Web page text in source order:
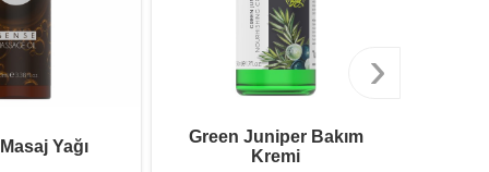
Yağı
Green Juniper Bakım
Kremi
›